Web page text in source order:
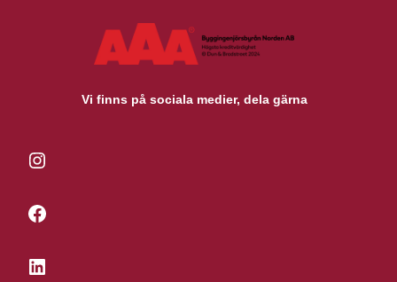
Vi finns på sociala medier, dela gärna
Instagram
Facebook
LinkedIn